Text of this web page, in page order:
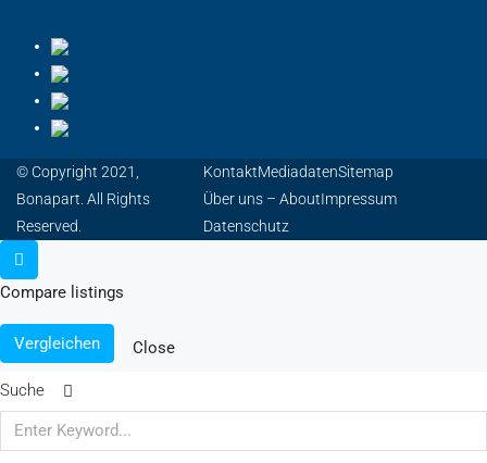
© Copyright 2021,
Bonapart. All Rights
Reserved.
KontaktMediadatenSitemap
Über uns – AboutImpressum
Datenschutz
Compare listings
Vergleichen Close
Suche